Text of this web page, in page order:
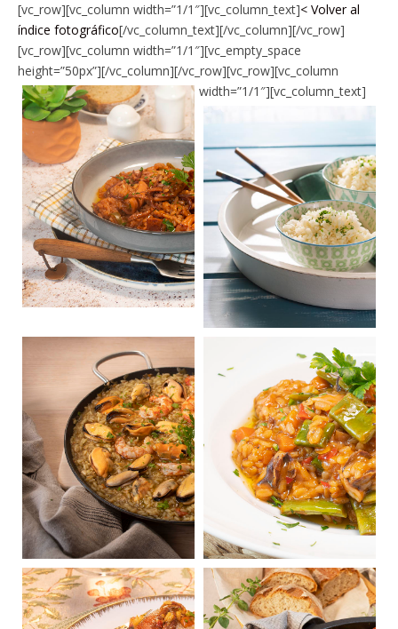
[vc_row][vc_column width=”1/1″][vc_column_text]< Volver al
índice fotográfico[/vc_column_text][/vc_column][/vc_row]
[vc_row][vc_column width=”1/1″][vc_empty_space
height=”50px”][/vc_column][/vc_row][vc_row][vc_column
width=”1/1″][vc_column_text]